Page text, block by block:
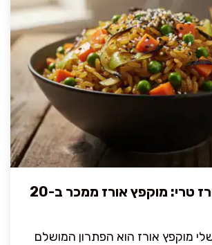
אל תבשלו אורז טרי: מוקפץ אורז ממכר ב-20
מוקפץ אורז הוא הפתרון המושלם